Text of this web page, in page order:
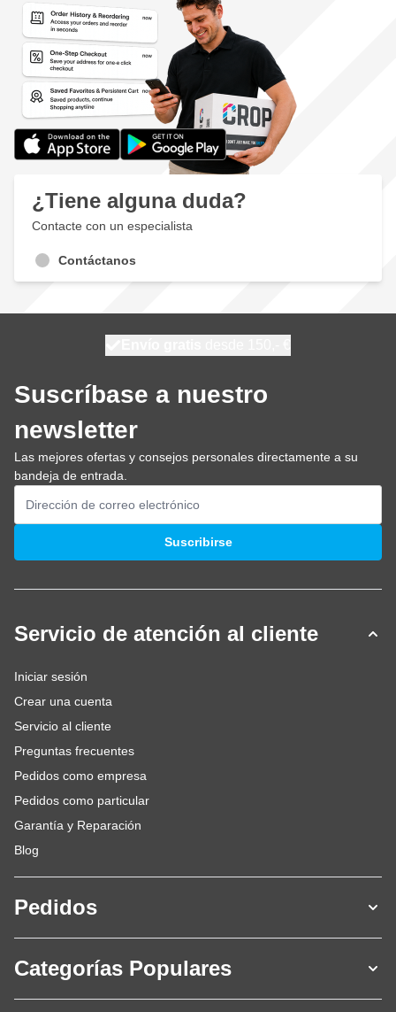
¿Tiene alguna duda?
Contacte con un especialista
Contáctanos
Suscríbase a nuestro
newsletter
Las mejores ofertas y consejos personales directamente a su
bandeja de entrada.
Dirección de email
Suscribirse
Servicio de atención al cliente
Iniciar sesión
Crear una cuenta
Servicio al cliente
Preguntas frecuentes
Pedidos como empresa
Pedidos como particular
Garantía y Reparación
Blog
Pedidos
Categorías Populares